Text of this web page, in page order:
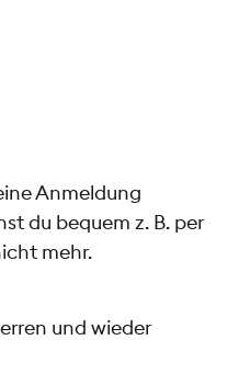
Anmeldung
du bequem z. B. per
mehr.
und wieder